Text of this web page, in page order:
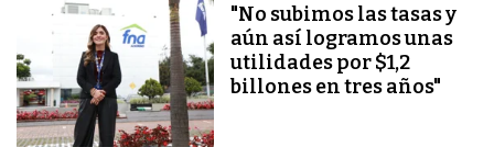
"No subimos las tasas y
aún así logramos unas
utilidades por $1,2
billones en tres años"